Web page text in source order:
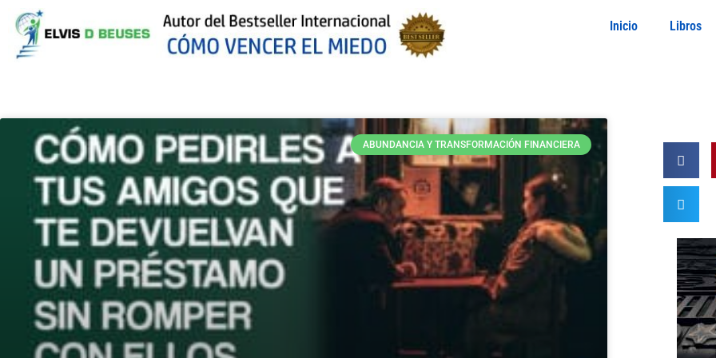
Inicio Libros
ABUNDANCIA Y TRANSFORMACIÓN FINANCIERA